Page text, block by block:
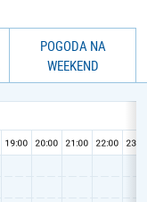
POGODA NA
WEEKEND